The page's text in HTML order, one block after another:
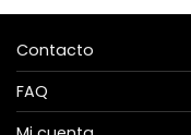
Contacto
FAQ